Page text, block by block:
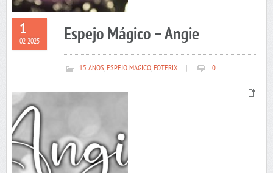
1
02 2025 Espejo Mágico – Angie
15 AÑOS,ESPEJO MAGICO,FOTERIX 0